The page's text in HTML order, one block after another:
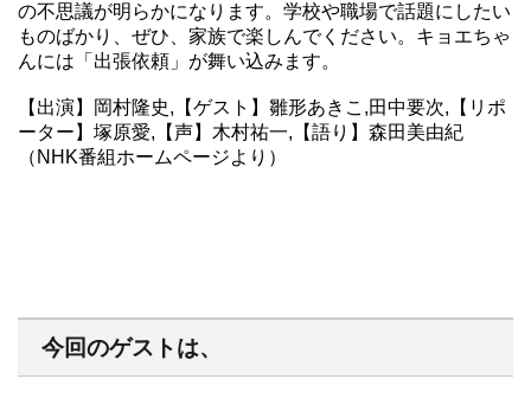
の不思議が明らかになります。学校や職場で話題にしたい
ものばかり、ぜひ、家族で楽しんでください。キョエちゃ
んには「出張依頼」が舞い込みます。
【出演】岡村隆史,【ゲスト】雛形あきこ,田中要次,【リポ
ーター】塚原愛,【声】木村祐一,【語り】森田美由紀
（NHK番組ホームページより）
今回のゲストは、